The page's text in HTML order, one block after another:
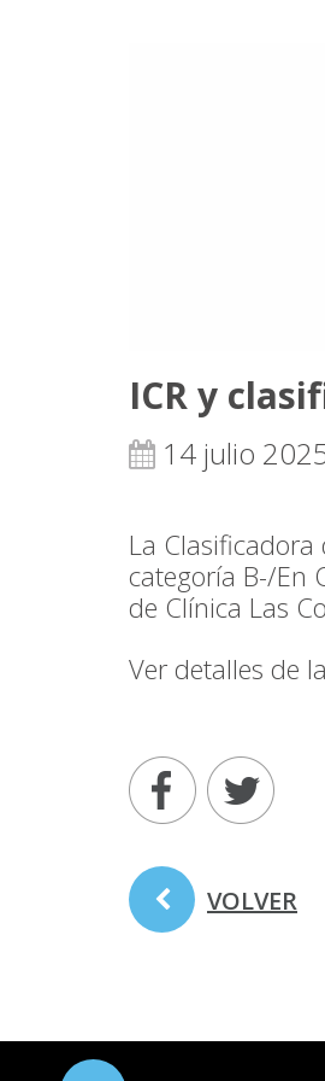
ICR y
14 julio
La Clasificadora
categoría B-/En
de Clínica Las
Ver detalles de
VOLVER